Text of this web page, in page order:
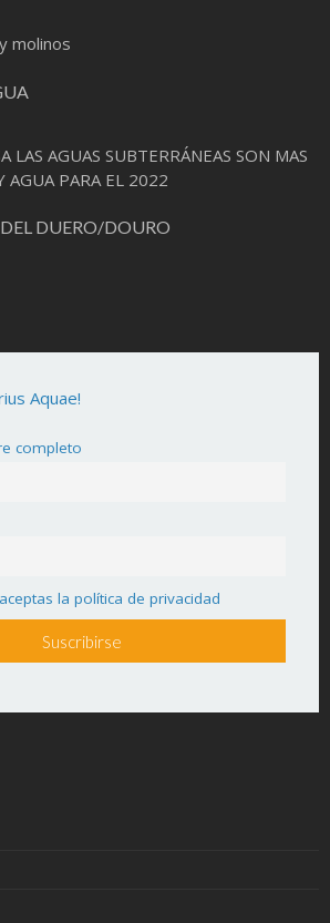
molinos
LAS AGUAS SUBTERRÁNEAS SON MAS
AGUA PARA EL 2022
DUERO/DOURO
Aquae!
completo
la política de privacidad